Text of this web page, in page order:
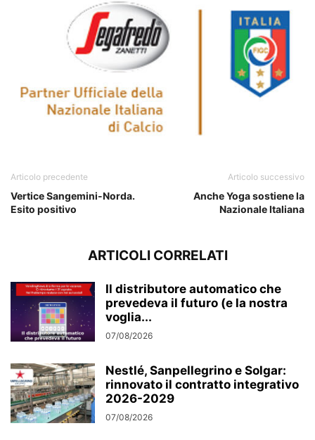
Articolo precedente
Vertice Sangemini-Norda.
Esito positivo
Articolo successivo
Anche Yoga sostiene la
Nazionale Italiana
ARTICOLI CORRELATI
Il distributore automatico che
prevedeva il futuro (e la nostra
voglia...
07/08/2026
Nestlé, Sanpellegrino e Solgar:
rinnovato il contratto integrativo
2026-2029
07/08/2026